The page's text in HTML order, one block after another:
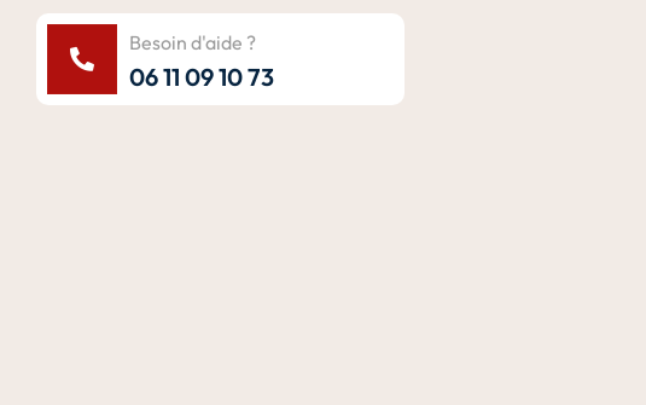
06 11 09 10 73
Besoin d'aide ?